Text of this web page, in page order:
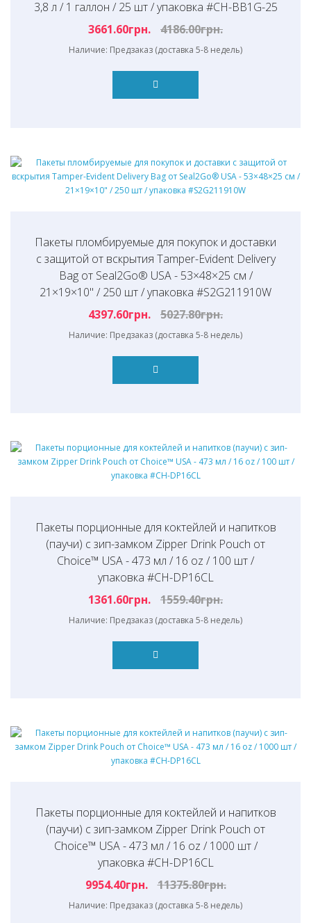
3,8 л / 1 галлон / 25 шт / упаковка #CH-BB1G-25
3661.60грн.
4186.00грн.
Наличие: Предзаказ (доставка 5-8 недель)
Пакеты пломбируемые для покупок и доставки
с защитой от вскрытия Tamper-Evident Delivery
Bag от Seal2Go® USA - 53×48×25 см /
21×19×10" / 250 шт / упаковка #S2G211910W
4397.60грн.
5027.80грн.
Наличие: Предзаказ (доставка 5-8 недель)
Пакеты порционные для коктейлей и напитков
(паучи) с зип-замком Zipper Drink Pouch от
Choice™ USA - 473 мл / 16 oz / 100 шт /
упаковка #CH-DP16CL
1361.60грн.
1559.40грн.
Наличие: Предзаказ (доставка 5-8 недель)
Пакеты порционные для коктейлей и напитков
(паучи) с зип-замком Zipper Drink Pouch от
Choice™ USA - 473 мл / 16 oz / 1000 шт /
упаковка #CH-DP16CL
9954.40грн.
11375.80грн.
Наличие: Предзаказ (доставка 5-8 недель)